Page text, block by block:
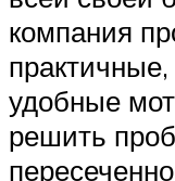
компания
удобные
решить